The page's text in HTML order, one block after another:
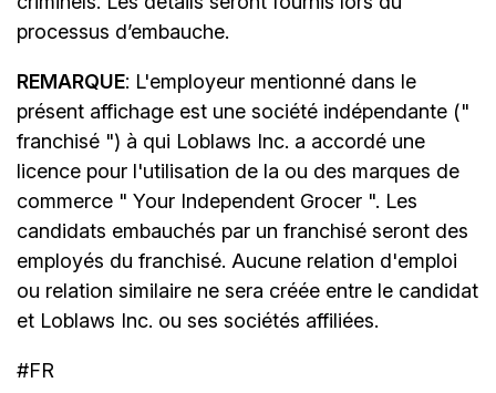
processus d’embauche.
REMARQUE: L'employeur mentionné dans le
présent affichage est une société indépendante ("
franchisé ") à qui Loblaws Inc. a accordé une
licence pour l'utilisation de la ou des marques de
commerce " Your Independent Grocer ". Les
candidats embauchés par un franchisé seront des
employés du franchisé. Aucune relation d'emploi
ou relation similaire ne sera créée entre le candidat
et Loblaws Inc. ou ses sociétés affiliées.
#FR